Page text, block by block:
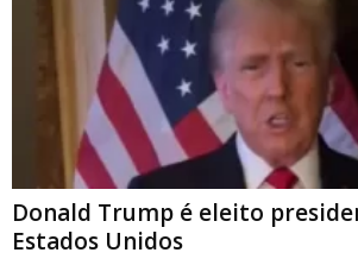
Donald Trump é eleito
Estados Unidos